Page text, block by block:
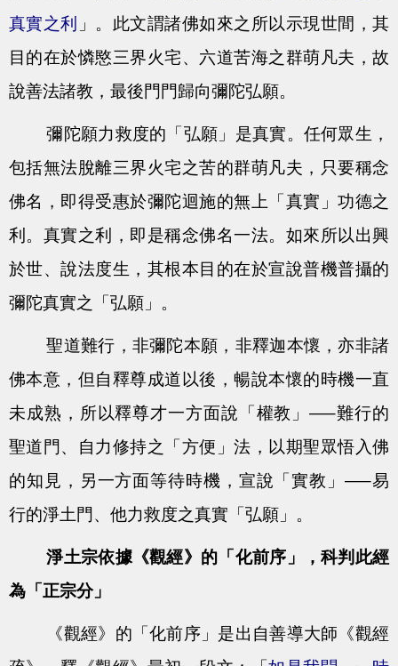
真實之利
」。此文謂諸佛如來之所以示現世間，其
目的在於憐愍三界火宅、六道苦海之群萌凡夫，故
說善法諸教，最後門門歸向彌陀弘願。
彌陀願力救度的「弘願」是真實。任何眾生，
包括無法脫離三界火宅之苦的群萌凡夫，只要稱念
佛名，即得受惠於彌陀迴施的無上「真實」功德之
利。真實之利，即是稱念佛名一法。如來所以出興
於世、說法度生，其根本目的在於宣說普機普攝的
彌陀真實之「弘願」。
聖道難行，非彌陀本願，非釋迦本懷，亦非諸
佛本意，但自釋尊成道以後，暢說本懷的時機一直
未成熟，所以釋尊才一方面說「權教」—–難行的
聖道門、自力修持之「方便」法，以期聖眾悟入佛
的知見，另一方面等待時機，宣說「實教」—–易
行的淨土門、他力救度之真實「弘願」。
淨土宗依據《觀經》的「化前序」，科判此經
為「正宗分」
《觀經》的「化前序」是出自善導大師《觀經